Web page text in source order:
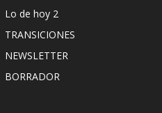
Lo de hoy 2
TRANSICIONES
NEWSLETTER
BORRADOR